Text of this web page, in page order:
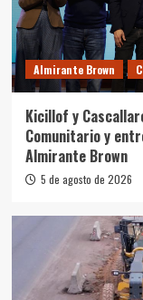
Almirante Brown
Kicillof y
Comunitario y
Almirante Brown
5 de agosto de 2026